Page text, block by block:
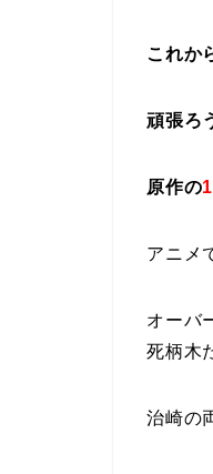
これか
頑張ろ
原作の
アニメ
オーバ
死柄木
治崎の